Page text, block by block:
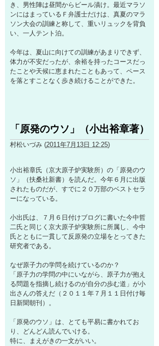
き、男性陣は昼間からビール漬け。最近マラソ
ンにはまっているＦ弁護士だけは、真夏のマラ
ソン大会の訓練と称して、重いリュックを背負
い、一人テント泊。
今年は、夏山に向けての訓練があまりできず、
体力が不安だったが、余裕を持ったコースだっ
たことや天候に恵まれたこともあって、ペース
を落とすことなく歩き続けることができた。
「原発のウソ」（小出裕章著）
村松いづみ (2011年7月13日 12:25)
小出裕章氏（京大原子炉実験所）の「原発のウ
ソ」（扶桑社新書）を読んだ。今年６月に出版
されたものだが、すでに２０万部のベストセラ
ーになっている。
小出氏は、７月６日付けブログに書いた今中哲
二氏と同じく京大原子炉実験所に所属し、今中
氏とともに一貫して反原発の立場をとってきた
研究者である。
なぜ原子力の学問を続けているのか？
「原子力の学問の中にいながら、原子力が抱え
る問題を指摘し続けるのが自分の歩む道」が小
出さんの答えだ（２０１１年７月１１日付け毎
日新聞朝刊）。
「原発のウソ」は、とても平易に書かれてお
り、どんどん読んでいける。
特に、まえがきの一文がいい。